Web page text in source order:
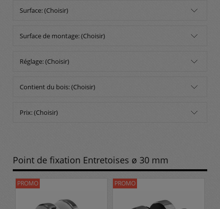
Surface: (Choisir)
Surface de montage: (Choisir)
Réglage: (Choisir)
Contient du bois: (Choisir)
Prix: (Choisir)
Point de fixation Entretoises ø 30 mm
PROMO PROMO